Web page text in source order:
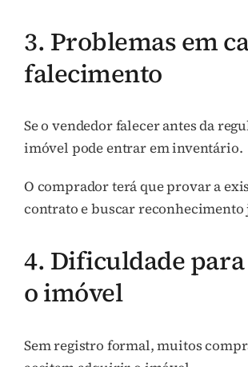
3. Problemas em
falecimento
Se o vendedor falecer antes da
imóvel pode entrar em inventário.
O comprador terá que provar a
contrato e buscar
4. Dificuldade
o imóvel
Sem registro formal, muitos